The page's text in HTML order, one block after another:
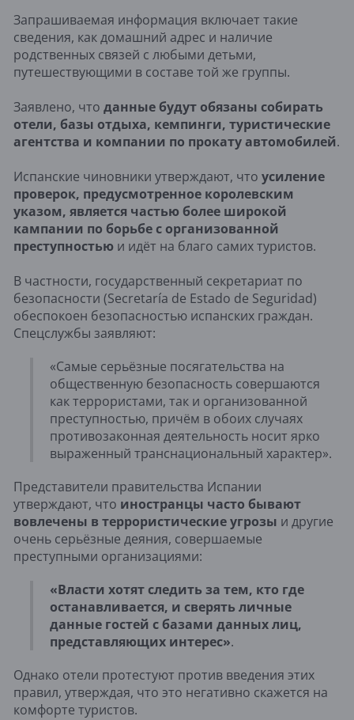
Запрашиваемая информация включает такие
сведения, как домашний адрес и наличие
родственных связей с любыми детьми,
путешествующими в составе той же группы.
Заявлено, что данные будут обязаны собирать
отели, базы отдыха, кемпинги, туристические
агентства и компании по прокату автомобилей.
Испанские чиновники утверждают, что усиление
проверок, предусмотренное королевским
указом, является частью более широкой
кампании по борьбе с организованной
преступностью и идёт на благо самих туристов.
В частности, государственный секретариат по
безопасности (Secretaría de Estado de Seguridad)
обеспокоен безопасностью испанских граждан.
Спецслужбы заявляют:
«Самые серьёзные посягательства на
общественную безопасность совершаются
как террористами, так и организованной
преступностью, причём в обоих случаях
противозаконная деятельность носит ярко
выраженный транснациональный характер».
Представители правительства Испании
утверждают, что иностранцы часто бывают
вовлечены в террористические угрозы и другие
очень серьёзные деяния, совершаемые
преступными организациями:
«Власти хотят следить за тем, кто где
останавливается, и сверять личные
данные гостей с базами данных лиц,
представляющих интерес».
Однако отели протестуют против введения этих
правил, утверждая, что это негативно скажется на
комфорте туристов.